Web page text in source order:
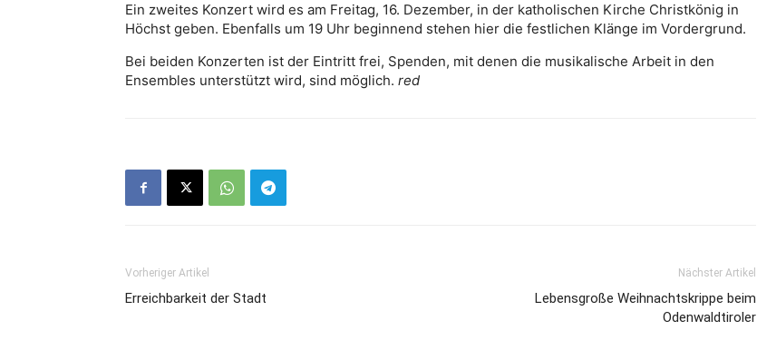
Ein zweites Konzert wird es am Freitag, 16. Dezember, in der katholischen Kirche Christkönig in
Höchst geben. Ebenfalls um 19 Uhr beginnend stehen hier die festlichen Klänge im Vordergrund.
Bei beiden Konzerten ist der Eintritt frei, Spenden, mit denen die musikalische Arbeit in den
Ensembles unterstützt wird, sind möglich. red
Vorheriger Artikel
Erreichbarkeit der Stadt
Nächster Artikel
Lebensgroße Weihnachtskrippe beim
Odenwaldtiroler